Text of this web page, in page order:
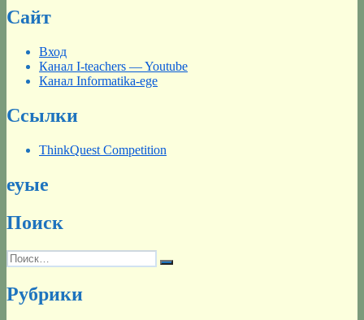
Сайт
Вход
Канал I-teachers — Youtube
Канал Informatika-ege
Ссылки
ThinkQuest Competition
еуые
Поиск
Искать:
Поиск
Рубрики